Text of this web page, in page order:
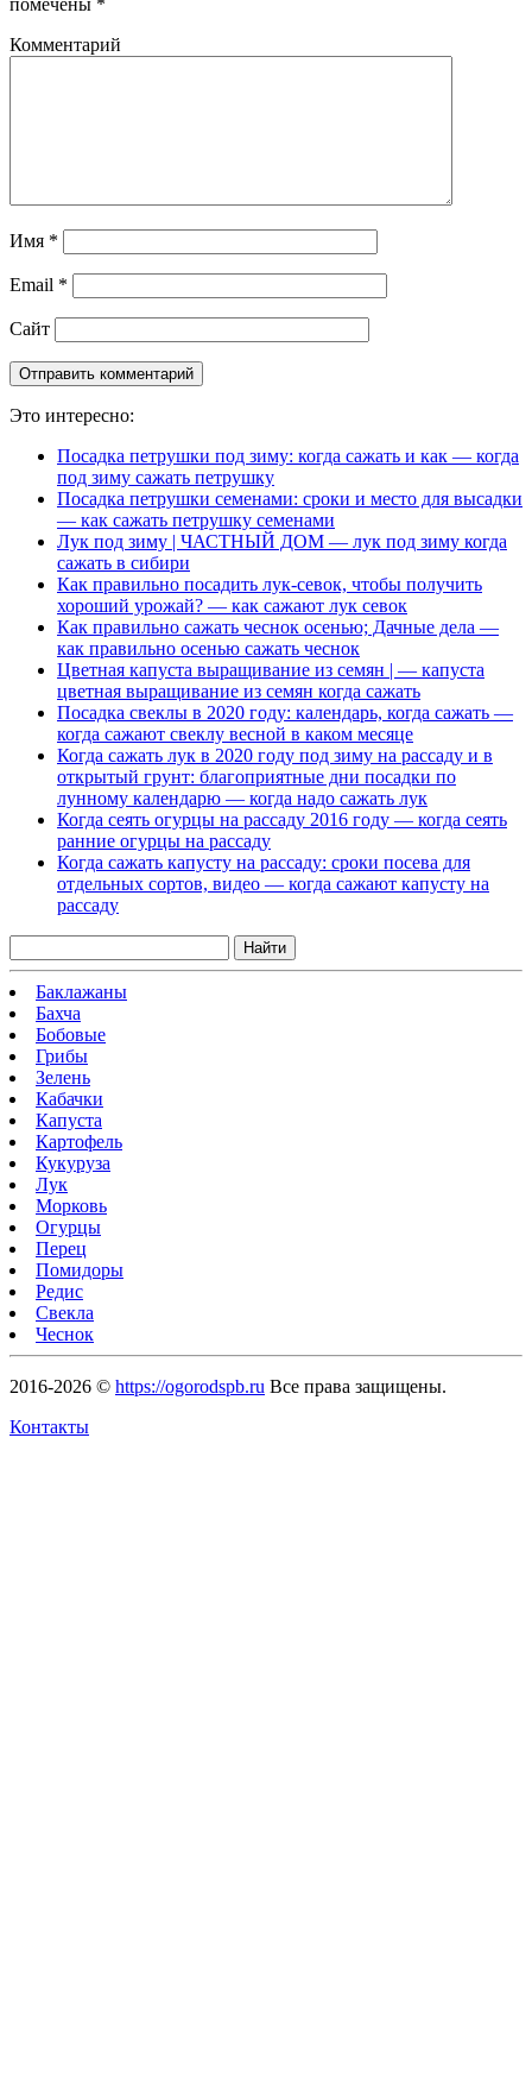
помечены *
Комментарий
Имя *
Email *
Сайт
Это интересно:
Посадка петрушки под зиму: когда сажать и как — когда
под зиму сажать петрушку
Посадка петрушки семенами: сроки и место для высадки
— как сажать петрушку семенами
Лук под зиму | ЧАСТНЫЙ ДОМ — лук под зиму когда
сажать в сибири
Как правильно посадить лук-севок, чтобы получить
хороший урожай? — как сажают лук севок
Как правильно сажать чеснок осенью; Дачные дела —
как правильно осенью сажать чеснок
Цветная капуста выращивание из семян | — капуста
цветная выращивание из семян когда сажать
Посадка свеклы в 2020 году: календарь, когда сажать —
когда сажают свеклу весной в каком месяце
Когда сажать лук в 2020 году под зиму на рассаду и в
открытый грунт: благоприятные дни посадки по
лунному календарю — когда надо сажать лук
Когда сеять огурцы на рассаду 2016 году — когда сеять
ранние огурцы на рассаду
Когда сажать капусту на рассаду: сроки посева для
отдельных сортов, видео — когда сажают капусту на
рассаду
Найти
Баклажаны
Бахча
Бобовые
Грибы
Зелень
Кабачки
Капуста
Картофель
Кукуруза
Лук
Морковь
Огурцы
Перец
Помидоры
Редис
Свекла
Чеснок
2016-2026 © https://ogorodspb.ru Все права защищены.
Контакты